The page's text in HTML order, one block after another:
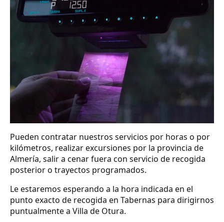
Pueden contratar nuestros servicios por horas o por
kilómetros, realizar excursiones por la provincia de
Almería, salir a cenar fuera con servicio de recogida
posterior o trayectos programados.
Le estaremos esperando a la hora indicada en el
punto exacto de recogida en Tabernas para dirigirnos
puntualmente a Villa de Otura.